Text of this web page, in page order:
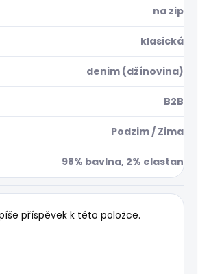
na zip
klasická
denim (džínovina)
B2B
Podzim / Zima
98% bavlna, 2% elastan
příspěvek k této položce.